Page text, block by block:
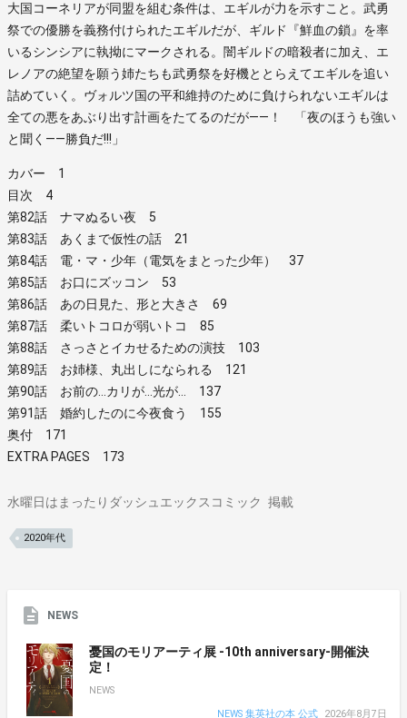
大国コーネリアが同盟を組む条件は、エギルが力を示すこと。武勇
祭での優勝を義務付けられたエギルだが、ギルド『鮮血の鎖』を率
いるシンシアに執拗にマークされる。闇ギルドの暗殺者に加え、エ
レノアの絶望を願う姉たちも武勇祭を好機ととらえてエギルを追い
詰めていく。ヴォルツ国の平和維持のために負けられないエギルは
全ての悪をあぶり出す計画をたてるのだが――！ 「夜のほうも強い
と聞く――勝負だ!!!」
カバー 1
目次 4
第82話 ナマぬるい夜 5
第83話 あくまで仮性の話 21
第84話 電・マ・少年（電気をまとった少年） 37
第85話 お口にズッコン 53
第86話 あの日見た、形と大きさ 69
第87話 柔いトコロが弱いトコ 85
第88話 さっさとイカせるための演技 103
第89話 お姉様、丸出しになられる 121
第90話 お前の…カリが…光が… 137
第91話 婚約したのに今夜食う 155
奥付 171
EXTRA PAGES 173
水曜日はまったりダッシュエックスコミック 掲載
2020年代
NEWS
憂国のモリアーティ展 -10th anniversary-開催決
定！
NEWS
NEWS 集英社の本 公式
2026年8月7日